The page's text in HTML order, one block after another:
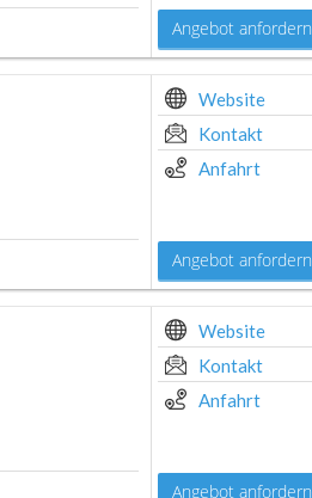
Angebot anfordern
Website
Kontakt
Anfahrt
Angebot anfordern
Website
Kontakt
Anfahrt
Angebot anfordern